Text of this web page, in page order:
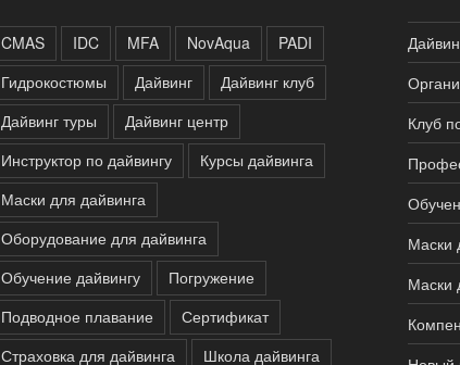
CMAS IDC MFA NovAqua
PADI
Гидрокостюмы
Дайвинг
Дайвинг клуб
Дайвинг туры
Дайвинг центр
Инструктор по дайвингу
Курсы дайвинга
Маски для дайвинга
Оборудование для дайвинга
Обучение дайвингу
Погружение
Подводное плавание
Сертификат
Страховка для дайвинга
Школа дайвинга
Клуб
Маски
Маски